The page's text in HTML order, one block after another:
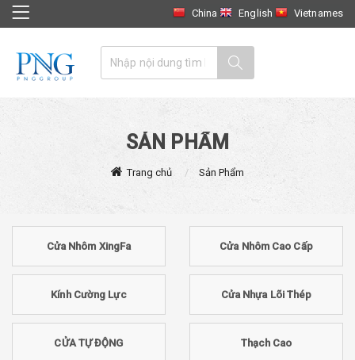
China English Vietnames
SẢN PHẨM
Trang chủ Sản Phẩm
Cửa Nhôm XingFa Cửa Nhôm Cao Cấp
Kính Cường Lực Cửa Nhựa Lõi Thép
CỬA TỰ ĐỘNG Thạch Cao